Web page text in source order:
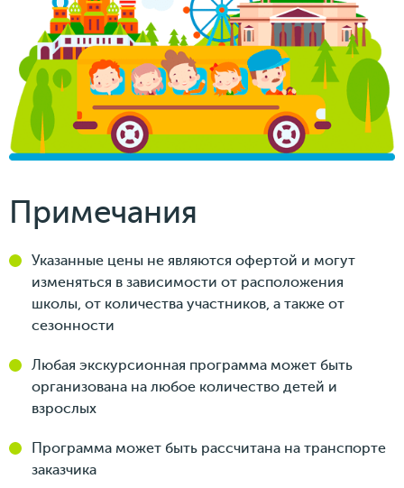
Примечания
Указанные цены не являются офертой и могут
изменяться в зависимости от расположения
школы, от количества участников, а также от
сезонности
Любая экскурсионная программа может быть
организована на любое количество детей и
взрослых
Программа может быть рассчитана на транспорте
заказчика